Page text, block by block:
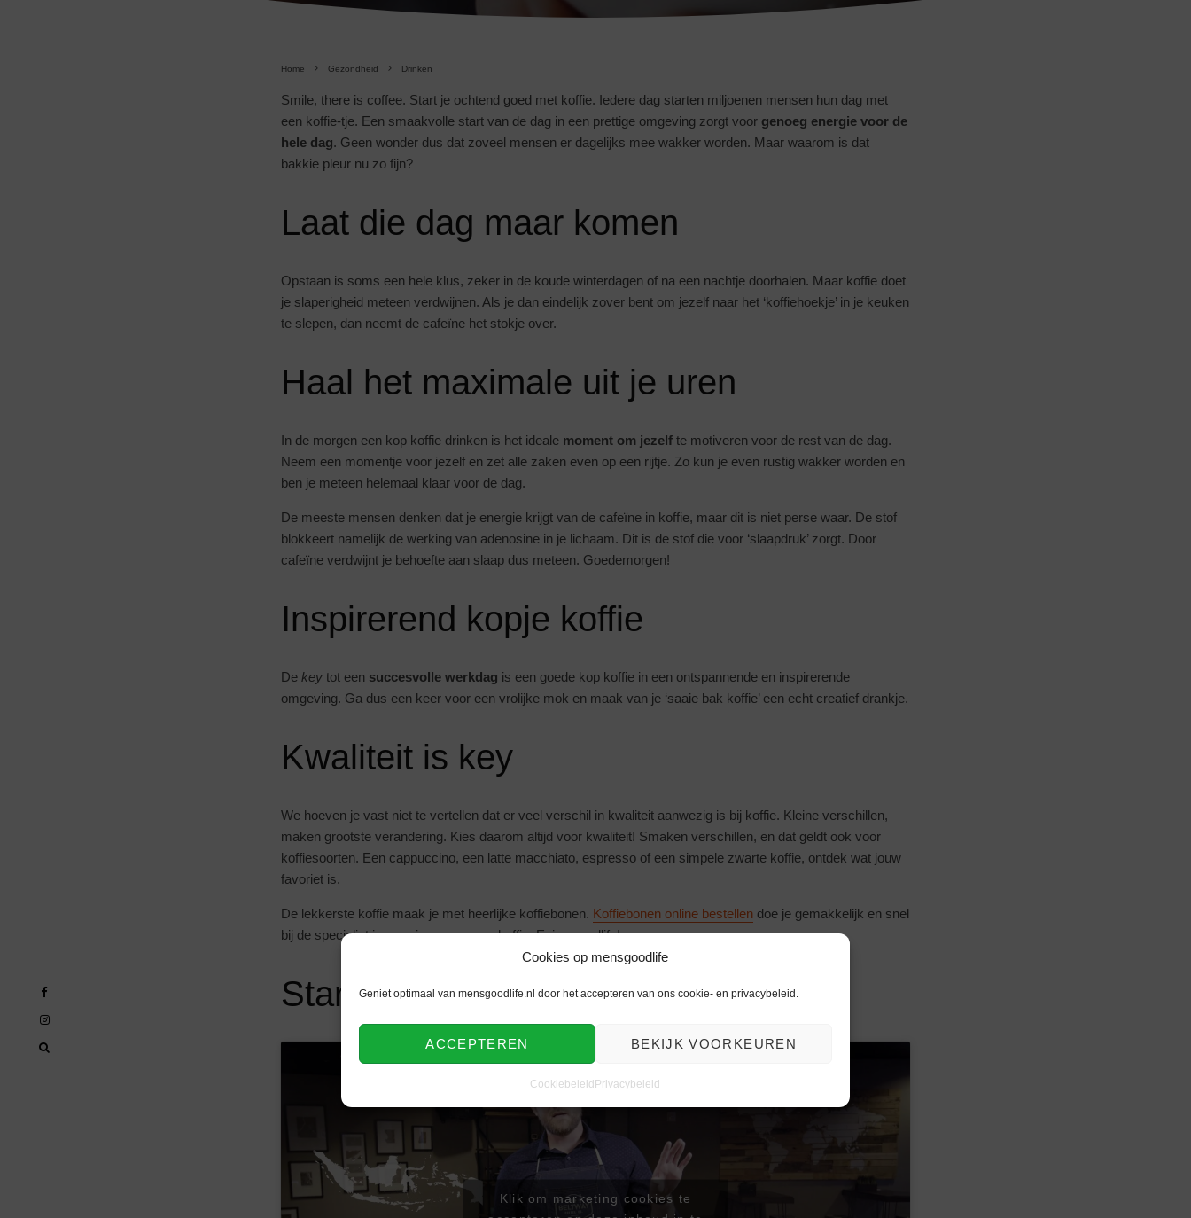
Cookies op mensgoodlife
Geniet optimaal van mensgoodlife.nl door het accepteren van ons cookie- en privacybeleid.
ACCEPTEREN BEKIJK VOORKEUREN
Cookiebeleid Privacybeleid
Home Gezondheid Drinken
Smile, there is coffee. Start je ochtend goed met koffie. Iedere dag starten miljoenen mensen hun dag met
een koffie-tje. Een smaakvolle start van de dag in een prettige omgeving zorgt voor genoeg energie voor de
hele dag. Geen wonder dus dat zoveel mensen er dagelijks mee wakker worden. Maar waarom is dat
bakkie pleur nu zo fijn?
Laat die dag maar komen
Opstaan is soms een hele klus, zeker in de koude winterdagen of na een nachtje doorhalen. Maar koffie doet
je slaperigheid meteen verdwijnen. Als je dan eindelijk zover bent om jezelf naar het ‘koffiehoekje’ in je keuken
te slepen, dan neemt de cafeïne het stokje over.
Haal het maximale uit je uren
In de morgen een kop koffie drinken is het ideale moment om jezelf te motiveren voor de rest van de dag.
Neem een momentje voor jezelf en zet alle zaken even op een rijtje. Zo kun je even rustig wakker worden en
ben je meteen helemaal klaar voor de dag.
De meeste mensen denken dat je energie krijgt van de cafeïne in koffie, maar dit is niet perse waar. De stof
blokkeert namelijk de werking van adenosine in je lichaam. Dit is de stof die voor ‘slaapdruk’ zorgt. Door
cafeïne verdwijnt je behoefte aan slaap dus meteen. Goedemorgen!
Inspirerend kopje koffie
De key tot een succesvolle werkdag is een goede kop koffie in een ontspannende en inspirerende
omgeving. Ga dus een keer voor een vrolijke mok en maak van je ‘saaie bak koffie’ een echt creatief drankje.
Kwaliteit is key
We hoeven je vast niet te vertellen dat er veel verschil in kwaliteit aanwezig is bij koffie. Kleine verschillen,
maken grootste verandering. Kies daarom altijd voor kwaliteit! Smaken verschillen, en dat geldt ook voor
koffiesoorten. Een cappuccino, een latte macchiato, espresso of een simpele zwarte koffie, ontdek wat jouw
favoriet is.
De lekkerste koffie maak je met heerlijke koffiebonen. Koffiebonen online bestellen doe je gemakkelijk en snel
bij de specialist in premium espresso koffie. Enjoy goodlife!
Start je ochtend goed
Klik om marketing cookies te